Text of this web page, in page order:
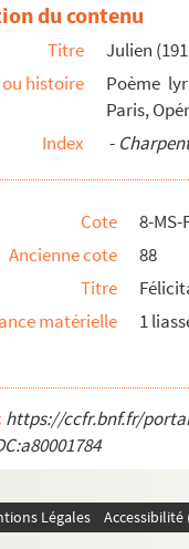
du contenu
Titre
Julien
histoire
Poème
Paris,
Index
-
Cote
8-MS-
Ancienne cote
88
Titre
matérielle
1
https://ccfr.bnf.fr/
Légales